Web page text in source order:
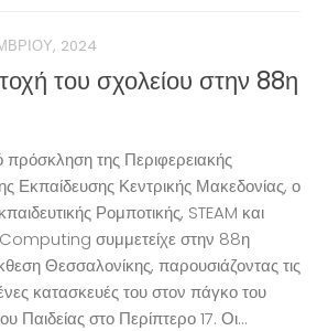
2024
του σχολείου στην 88η
της Περιφερειακής
Εκπαίδευσης Κεντρικής Μακεδονίας, ο
Ρομποτικής, STEAM και
συμμετείχε στην 88η
Θεσσαλονίκης, παρουσιάζοντας τις
κατασκευές του στον πάγκο του
Παιδείας στο Περίπτερο 17. Οι...